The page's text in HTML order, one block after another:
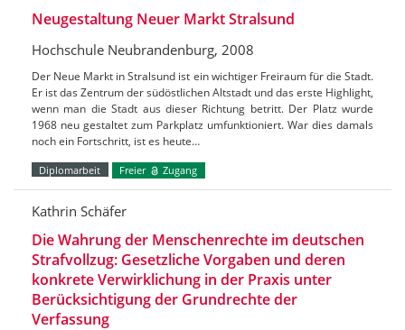
Neugestaltung Neuer Markt Stralsund
Hochschule Neubrandenburg, 2008
Der Neue Markt in Stralsund ist ein wichtiger Freiraum für die Stadt.
Er ist das Zentrum der südöstlichen Altstadt und das erste Highlight,
wenn man die Stadt aus dieser Richtung betritt. Der Platz wurde
1968 neu gestaltet zum Parkplatz umfunktioniert. War dies damals
noch ein Fortschritt, ist es heute…
Diplomarbeit Freier Zugang
Kathrin Schäfer
Die Wahrung der Menschenrechte im deutschen
Strafvollzug: Gesetzliche Vorgaben und deren
konkrete Verwirklichung in der Praxis unter
Berücksichtigung der Grundrechte der
Verfassung